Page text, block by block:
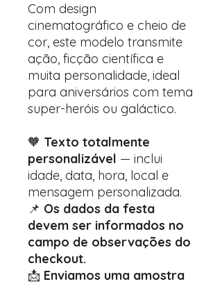
Com design
cinematográfico e cheio de
cor, este modelo transmite
ação, ficção científica e
muita personalidade, ideal
para aniversários com tema
super-heróis ou galáctico.
🧡 Texto totalmente
personalizável — inclui
idade, data, hora, local e
mensagem personalizada.
📌 Os dados da festa
devem ser informados no
campo de observações do
checkout.
📩 Enviamos uma amostra